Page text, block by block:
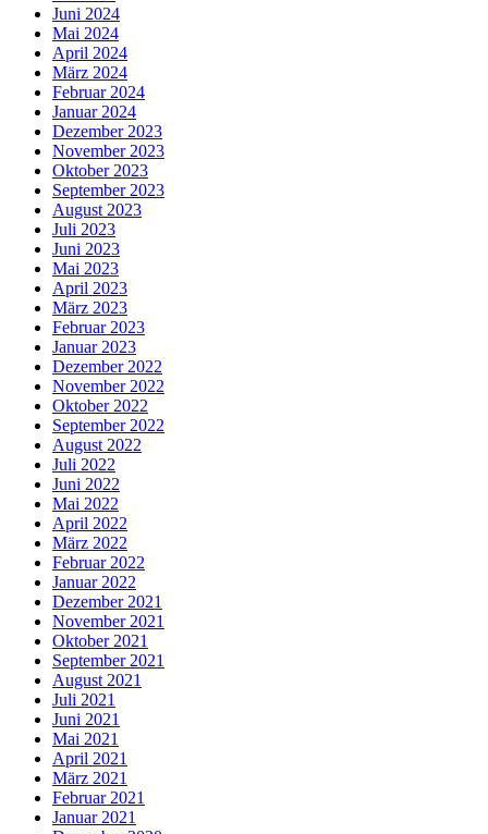
Juni 2024
Mai 2024
April 2024
März 2024
Februar 2024
Januar 2024
Dezember 2023
November 2023
Oktober 2023
September 2023
August 2023
Juli 2023
Juni 2023
Mai 2023
April 2023
März 2023
Februar 2023
Januar 2023
Dezember 2022
November 2022
Oktober 2022
September 2022
August 2022
Juli 2022
Juni 2022
Mai 2022
April 2022
März 2022
Februar 2022
Januar 2022
Dezember 2021
November 2021
Oktober 2021
September 2021
August 2021
Juli 2021
Juni 2021
Mai 2021
April 2021
März 2021
Februar 2021
Januar 2021